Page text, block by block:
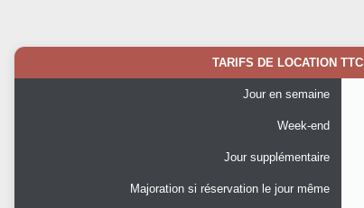
TARIFS DE LOCATION TTC
Jour en semaine
Week-end
Jour supplémentaire
Majoration si réservation le jour même